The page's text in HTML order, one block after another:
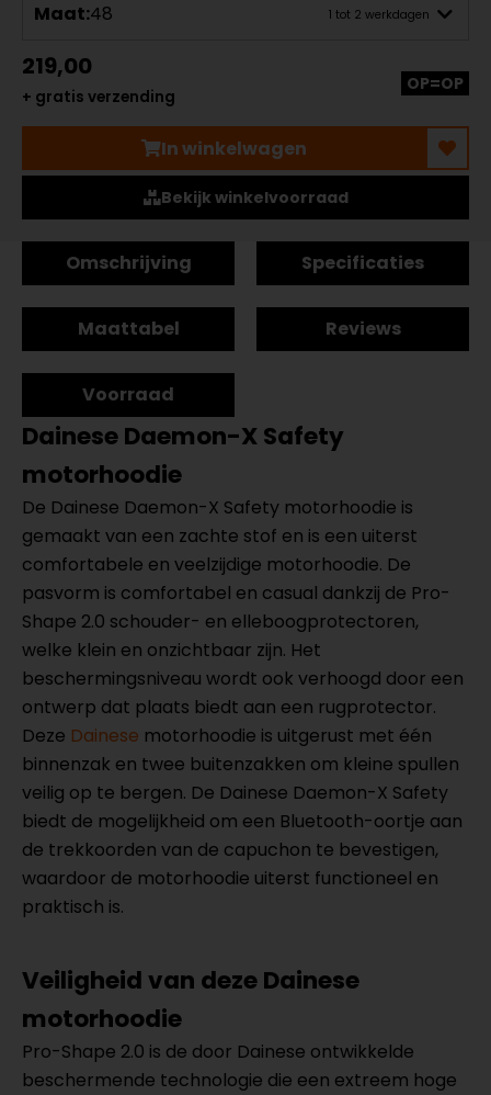
Maat:48 1 tot 2 werkdagen
219,00
+ gratis verzending
OP=OP
In winkelwagen
Bekijk winkelvoorraad
Omschrijving Specificaties
Maattabel Reviews
Voorraad
Dainese Daemon-X Safety
motorhoodie
De Dainese Daemon-X Safety motorhoodie is
gemaakt van een zachte stof en is een uiterst
comfortabele en veelzijdige motorhoodie. De
pasvorm is comfortabel en casual dankzij de Pro-
Shape 2.0 schouder- en elleboogprotectoren,
welke klein en onzichtbaar zijn. Het
beschermingsniveau wordt ook verhoogd door een
ontwerp dat plaats biedt aan een rugprotector.
Deze Dainese motorhoodie is uitgerust met één
binnenzak en twee buitenzakken om kleine spullen
veilig op te bergen. De Dainese Daemon-X Safety
biedt de mogelijkheid om een Bluetooth-oortje aan
de trekkoorden van de capuchon te bevestigen,
waardoor de motorhoodie uiterst functioneel en
praktisch is.
Veiligheid van deze Dainese
motorhoodie
Pro-Shape 2.0 is de door Dainese ontwikkelde
beschermende technologie die een extreem hoge